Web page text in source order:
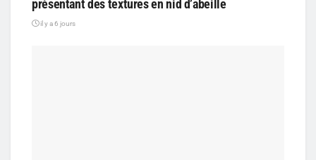
présentant des textures en nid d’abeille
il y a 6 jours